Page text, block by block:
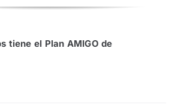
tiene el Plan AMIGO de